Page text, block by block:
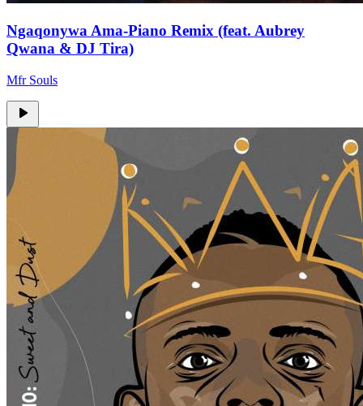
Ngaqonywa Ama-Piano Remix (feat. Aubrey
Qwana & DJ Tira)
Mfr Souls